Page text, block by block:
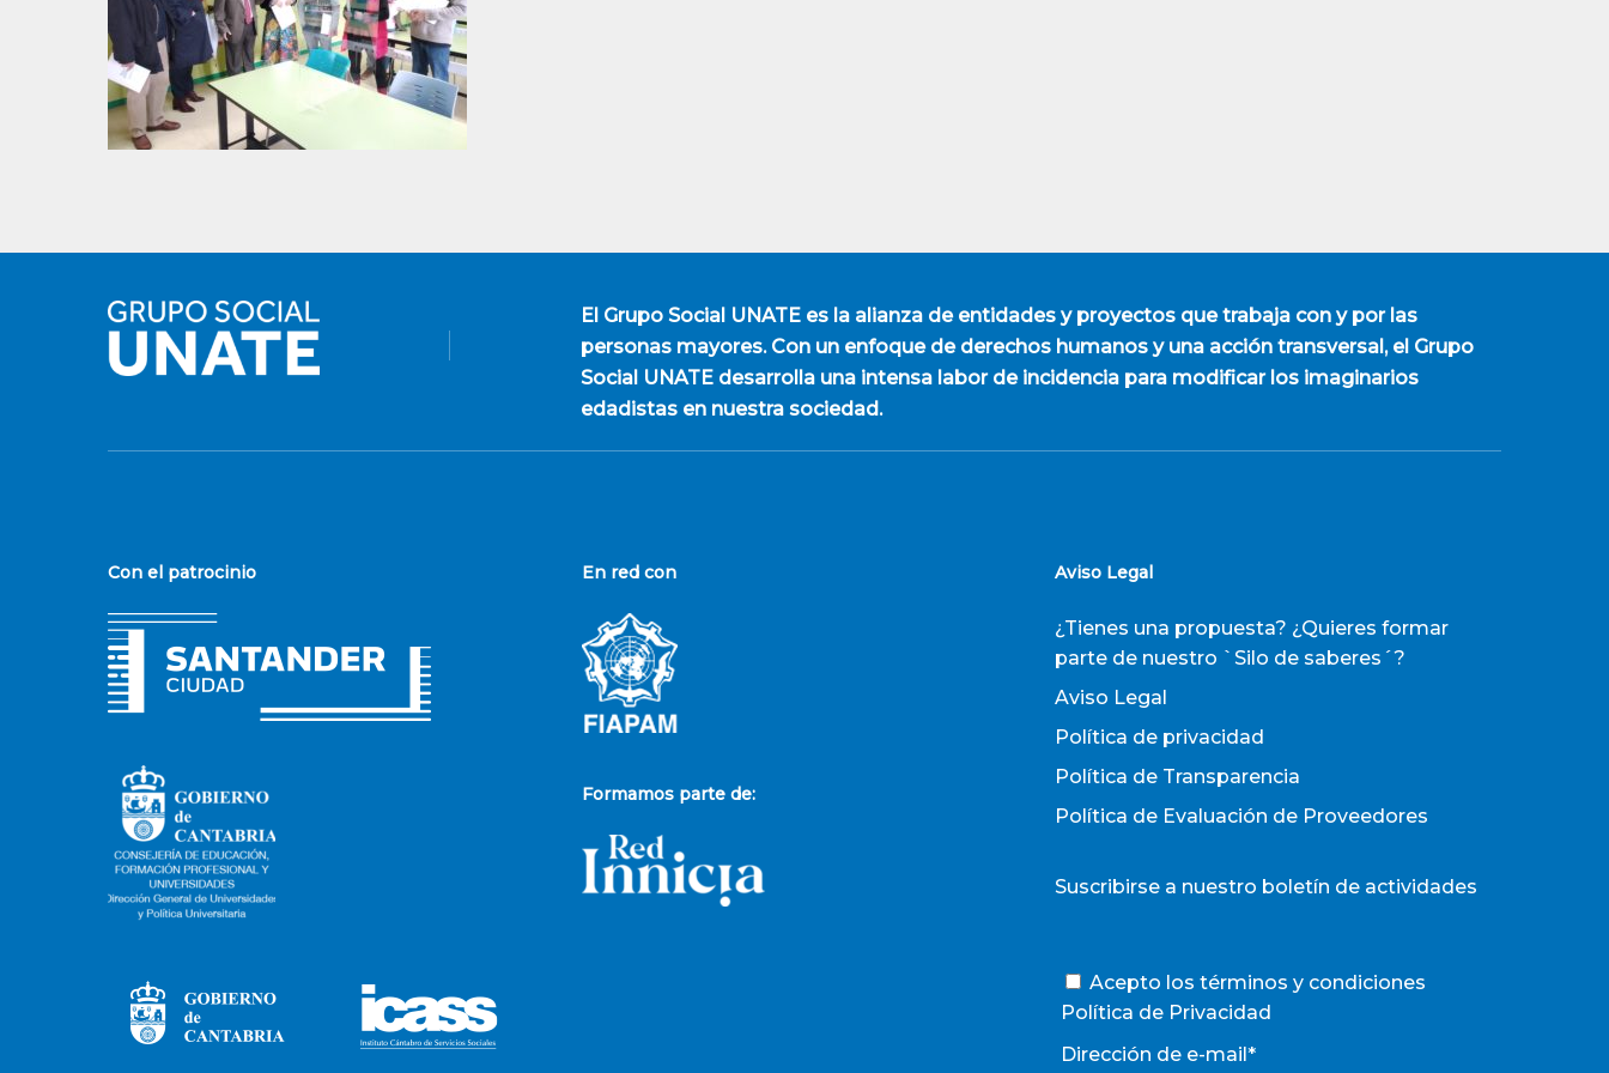
El Grupo Social UNATEes la alianza de entidades y proyectos que trabaja con y por las
personas mayores. Con un enfoque de derechos humanos y una acción transversal, el Grupo
Social UNATE desarrolla una intensa labor de incidencia para modificar los imaginarios
edadistas en nuestra sociedad.
Con el patrocinio En red con
Formamos parte de:
Aviso Legal
¿Tienes una propuesta? ¿Quieres formar
parte de nuestro `Silo de saberes´?
Aviso Legal
Política de privacidad
Política de Transparencia
Política de Evaluación de Proveedores
Suscribirse a nuestro boletín de actividades
Acepto los términos y condiciones
Política de Privacidad
Dirección de e-mail*